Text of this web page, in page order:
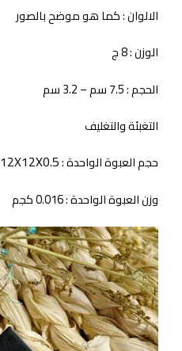
الالوان : كما هو موضح بالصور
الوزن : 8 ج
الحجم : 7.5 سم – 3.2 سم
التغبئة والتغليف
حجم العبوة الواحدة :12X12X0.5 سم
وزن العبوة الواحدة : 0.016 كجم